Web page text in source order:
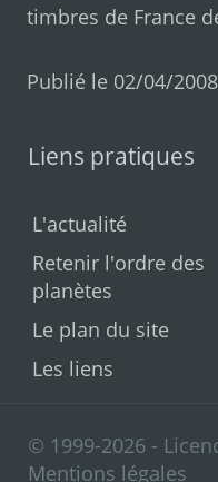
timbres de France
Publié le 02/04/
Liens pratiques
L'actualité
Retenir l'ordre des
planètes
Le plan du site
Les liens
© 1999-2026 -
Mentions légales